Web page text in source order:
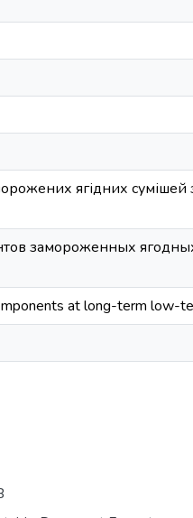
ягідних
замороженных
at long-term low-